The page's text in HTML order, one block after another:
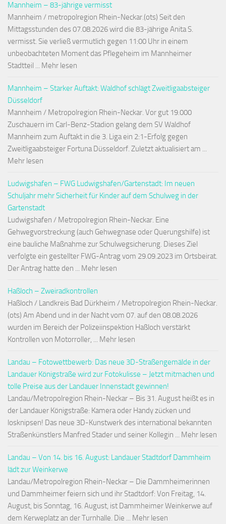
Mannheim – 83-jährige vermisst
Mannheim / metropolregion Rhein-Neckar.(ots) Seit den
Mittagsstunden des 07.08.2026 wird die 83-jährige Anita S.
vermisst. Sie verließ vermutlich gegen 11:00 Uhr in einem
unbeobachteten Moment das Pflegeheim im Mannheimer
Stadtteil ... Mehr lesen
Mannheim – Starker Auftakt: Waldhof schlägt Zweitligaabsteiger
Düsseldorf
Mannheim / Metropolregion Rhein-Neckar. Vor gut 19.000
Zuschauern im Carl-Benz-Stadion gelang dem SV Waldhof
Mannheim zum Auftakt in die 3. Liga ein 2:1-Erfolg gegen
Zweitligaabsteiger Fortuna Düsseldorf. Zuletzt aktualisiert am ...
Mehr lesen
Ludwigshafen – FWG Ludwigshafen/Gartenstadt: Im neuen
Schuljahr mehr Sicherheit für Kinder auf dem Schulweg in der
Gartenstadt
Ludwigshafen / Metropolregion Rhein-Neckar. Eine
Gehwegvorstreckung (auch Gehwegnase oder Querungshilfe) ist
eine bauliche Maßnahme zur Schulwegsicherung. Dieses Ziel
verfolgte ein gestellter FWG-Antrag vom 29.09.2023 im Ortsbeirat.
Der Antrag hatte den ... Mehr lesen
Haßloch – Zweiradkontrollen
Haßloch / Landkreis Bad Dürkheim / Metropolregion Rhein-Neckar.
(ots) Am Abend und in der Nacht vom 07. auf den 08.08.2026
wurden im Bereich der Polizeiinspektion Haßloch verstärkt
Kontrollen von Motorroller, ... Mehr lesen
Landau – Fotowettbewerb: Das neue 3D-Straßengemälde in der
Landauer Königstraße wird zur Fotokulisse – Jetzt mitmachen und
tolle Preise aus der Landauer Innenstadt gewinnen!
Landau/Metropolregion Rhein-Neckar – Bis 31. August heißt es in
der Landauer Königstraße: Kamera oder Handy zücken und
losknipsen! Das neue 3D-Kunstwerk des international bekannten
Straßenkünstlers Manfred Stader und seiner Kollegin ... Mehr lesen
Landau – Von 14. bis 16. August: Landauer Stadtdorf Dammheim
lädt zur Weinkerwe
Landau/Metropolregion Rhein-Neckar – Die Dammheimerinnen
und Dammheimer feiern sich und ihr Stadtdorf: Von Freitag, 14.
August, bis Sonntag, 16. August, ist Dammheimer Weinkerwe auf
dem Kerweplatz an der Turnhalle. Die ... Mehr lesen